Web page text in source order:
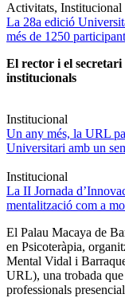
Activitats, Institucional
La 28a edició
més de 1250
El rector i el secretari
institucionals
Institucional
Un any més, la URL
Universitari amb un
Institucional
La II Jornada
mentalització com a
El Palau Macaya de
en Psicoteràpia,
Mental Vidal i
URL), una trobada
professionals